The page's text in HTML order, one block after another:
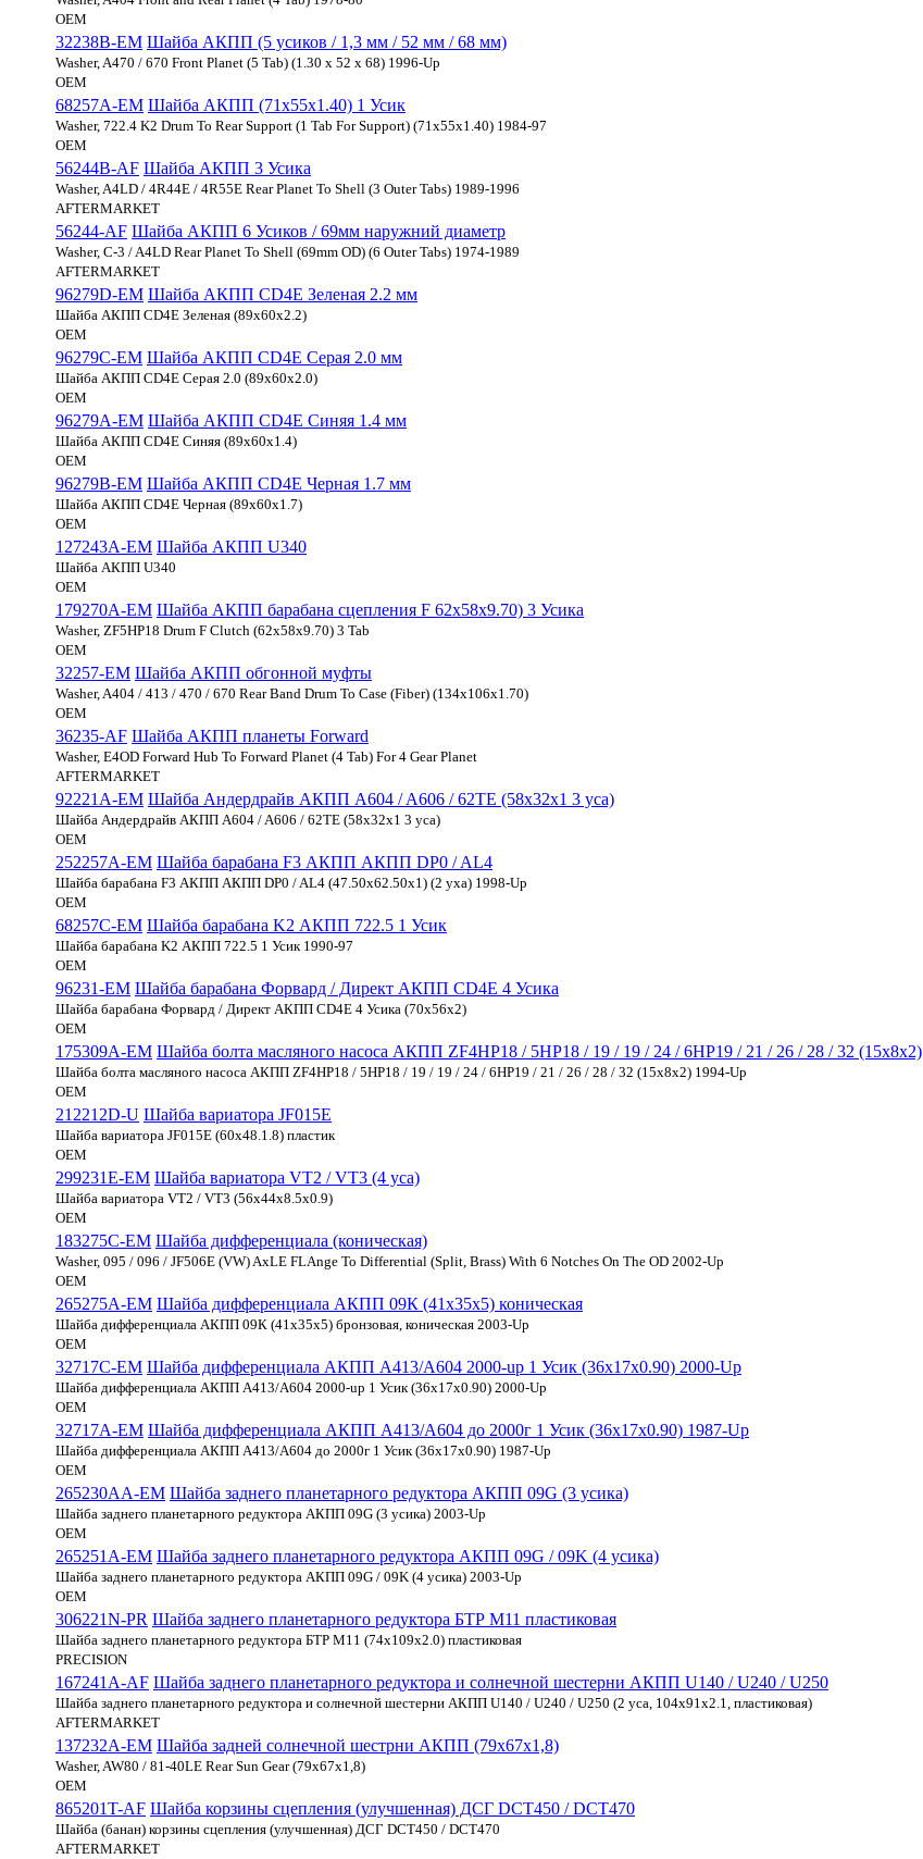
OEM
32238B-EM Шайба АКПП (5 усиков / 1,3 мм / 52 мм / 68 мм)
Washer, A470 / 670 Front Planet (5 Tab) (1.30 x 52 x 68) 1996-Up
OEM
68257A-EM Шайба АКПП (71x55x1.40) 1 Усик
Washer, 722.4 K2 Drum To Rear Support (1 Tab For Support) (71x55x1.40) 1984-97
OEM
56244B-AF Шайба АКПП 3 Усика
Washer, A4LD / 4R44E / 4R55E Rear Planet To Shell (3 Outer Tabs) 1989-1996
AFTERMARKET
56244-AF Шайба АКПП 6 Усиков / 69мм наружний диаметр
Washer, C-3 / A4LD Rear Planet To Shell (69mm OD) (6 Outer Tabs) 1974-1989
AFTERMARKET
96279D-EM Шайба АКПП CD4E Зеленая 2.2 мм
Шайба АКПП CD4E Зеленая (89x60x2.2)
OEM
96279C-EM Шайба АКПП CD4E Серая 2.0 мм
Шайба АКПП CD4E Серая 2.0 (89x60x2.0)
OEM
96279A-EM Шайба АКПП CD4E Синяя 1.4 мм
Шайба АКПП CD4E Синяя (89x60x1.4)
OEM
96279B-EM Шайба АКПП CD4E Черная 1.7 мм
Шайба АКПП CD4E Черная (89x60x1.7)
OEM
127243A-EM Шайба АКПП U340
Шайба АКПП U340
OEM
179270A-EM Шайба АКПП барабана сцепления F 62x58x9.70) 3 Усика
Washer, ZF5HP18 Drum F Clutch (62x58x9.70) 3 Tab
OEM
32257-EM Шайба АКПП обгонной муфты
Washer, A404 / 413 / 470 / 670 Rear Band Drum To Case (Fiber) (134x106x1.70)
OEM
36235-AF Шайба АКПП планеты Forward
Washer, E4OD Forward Hub To Forward Planet (4 Tab) For 4 Gear Planet
AFTERMARKET
92221A-EM Шайба Андердрайв АКПП A604 / A606 / 62TE (58x32x1 3 уса)
Шайба Андердрайв АКПП A604 / A606 / 62TE (58x32x1 3 уса)
OEM
252257A-EM Шайба барабана F3 АКПП АКПП DP0 / AL4
Шайба барабана F3 АКПП АКПП DP0 / AL4 (47.50x62.50x1) (2 уха) 1998-Up
OEM
68257C-EM Шайба барабана K2 АКПП 722.5 1 Усик
Шайба барабана K2 АКПП 722.5 1 Усик 1990-97
OEM
96231-EM Шайба барабана Форвард / Директ АКПП CD4E 4 Усика
Шайба барабана Форвард / Директ АКПП CD4E 4 Усика (70x56x2)
OEM
175309A-EM Шайба болта масляного насоса АКПП ZF4HP18 / 5HP18 / 19 / 19 / 24 / 6HP19 / 21 / 26 / 28 / 32 (15x8x2)
Шайба болта масляного насоса АКПП ZF4HP18 / 5HP18 / 19 / 19 / 24 / 6HP19 / 21 / 26 / 28 / 32 (15x8x2) 1994-Up
OEM
212212D-U Шайба вариатора JF015E
Шайба вариатора JF015E (60х48.1.8) пластик
OEM
299231E-EM Шайба вариатора VT2 / VT3 (4 уса)
Шайба вариатора VT2 / VT3 (56х44х8.5х0.9)
OEM
183275C-EM Шайба дифференциала (коническая)
Washer, 095 / 096 / JF506E (VW) AxLE FLAnge To Differential (Split, Brass) With 6 Notches On The OD 2002-Up
OEM
265275A-EM Шайба дифференциала АКПП 09К (41x35x5) коническая
Шайба дифференциала АКПП 09К (41x35x5) бронзовая, коническая 2003-Up
OEM
32717C-EM Шайба дифференциала АКПП A413/A604 2000-up 1 Усик (36x17x0.90) 2000-Up
Шайба дифференциала АКПП A413/A604 2000-up 1 Усик (36x17x0.90) 2000-Up
OEM
32717A-EM Шайба дифференциала АКПП A413/A604 до 2000г 1 Усик (36x17x0.90) 1987-Up
Шайба дифференциала АКПП A413/A604 до 2000г 1 Усик (36x17x0.90) 1987-Up
OEM
265230AA-EM Шайба заднего планетарного редуктора АКПП 09G (3 усика)
Шайба заднего планетарного редуктора АКПП 09G (3 усика) 2003-Up
OEM
265251A-EM Шайба заднего планетарного редуктора АКПП 09G / 09K (4 усика)
Шайба заднего планетарного редуктора АКПП 09G / 09K (4 усика) 2003-Up
OEM
306221N-PR Шайба заднего планетарного редуктора БТР М11 пластиковая
Шайба заднего планетарного редуктора БТР М11 (74x109x2.0) пластиковая
PRECISION
167241A-AF Шайба заднего планетарного редуктора и солнечной шестерни АКПП U140 / U240 / U250
Шайба заднего планетарного редуктора и солнечной шестерни АКПП U140 / U240 / U250 (2 уса, 104x91x2.1, пластиковая)
AFTERMARKET
137232A-EM Шайба задней солнечной шестрни АКПП (79x67x1,8)
Washer, AW80 / 81-40LE Rear Sun Gear (79x67x1,8)
OEM
865201T-AF Шайба корзины сцепления (улучшенная) ДСГ DCT450 / DCT470
Шайба (банан) корзины сцепления (улучшенная) ДСГ DCT450 / DCT470
AFTERMARKET